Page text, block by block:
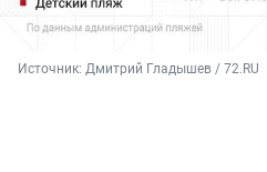
Источник: Дмитрий Гладышев / 72.RU